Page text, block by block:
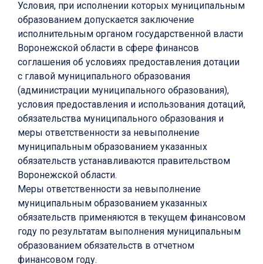
Условия, при исполнении которых муниципальным
образованием допускается заключение
исполнительным органом государственной власти
Воронежской области в сфере финансов
соглашения об условиях предоставления дотации
с главой муниципального образования
(администрации муниципального образования),
условия предоставления и использования дотаций,
обязательства муниципального образования и
меры ответственности за невыполнение
муниципальным образованием указанных
обязательств устанавливаются правительством
Воронежской области.
Меры ответственности за невыполнение
муниципальным образованием указанных
обязательств применяются в текущем финансовом
году по результатам выполнения муниципальным
образованием обязательств в отчетном
финансовом году.